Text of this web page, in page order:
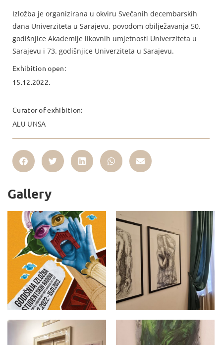
Izložba je organizirana u okviru Svečanih decembarskih
dana Univerziteta u Sarajevu, povodom obilježavanja 50.
godišnjice Akademije likovnih umjetnosti Univerziteta u
Sarajevu i 73. godišnjice Univerziteta u Sarajevu.
Exhibition open:
15.12.2022.
Curator of exhibition:
ALU UNSA
Gallery